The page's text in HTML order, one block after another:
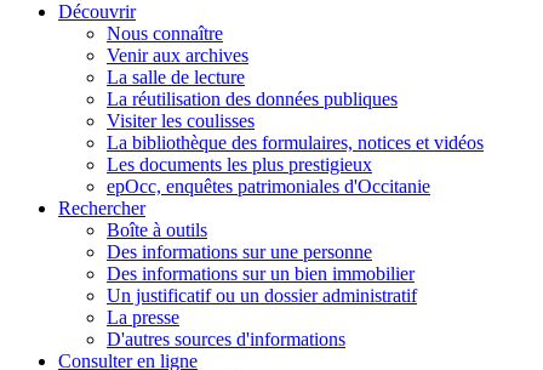
Découvrir
Nous connaître
Venir aux archives
La salle de lecture
La réutilisation des données publiques
Visiter les coulisses
La bibliothèque des formulaires, notices et vidéos
Les documents les plus prestigieux
epOcc, enquêtes patrimoniales d'Occitanie
Rechercher
Boîte à outils
Des informations sur une personne
Des informations sur un bien immobilier
Un justificatif ou un dossier administratif
La presse
D'autres sources d'informations
Consulter en ligne